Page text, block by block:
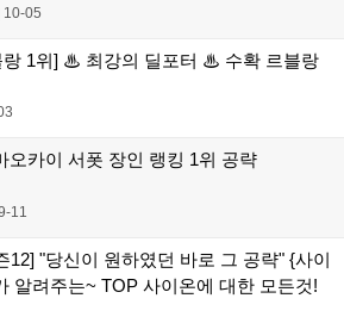
10-05
랑 1위] ♨ 최강의 딜포터 ♨ 수확 르블랑
오카이 서폿 장인 랭킹 1위 공략
11
12] "당신이 원하였던 바로 그 공략" {사이
알려주는~ TOP 사이온에 대한 모든것!